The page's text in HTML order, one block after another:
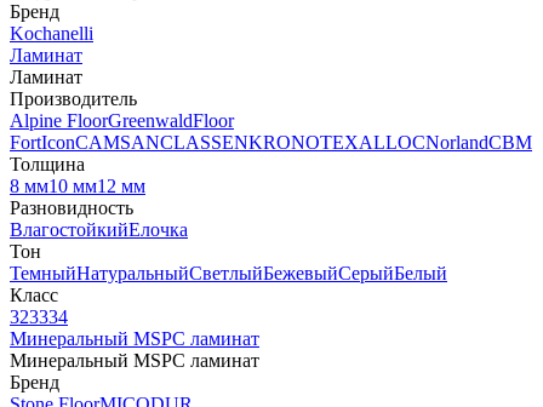
Бренд
Kochanelli
Ламинат
Ламинат
Производитель
Alpine FloorGreenwaldFloor
FortIconCAMSANCLASSENKRONOTEXALLOCNorlandCBM
Толщина
8 мм10 мм12 мм
Разновидность
ВлагостойкийЕлочка
Тон
ТемныйНатуральныйСветлыйБежевыйСерыйБелый
Класс
323334
Минеральный MSPC ламинат
Минеральный MSPC ламинат
Бренд